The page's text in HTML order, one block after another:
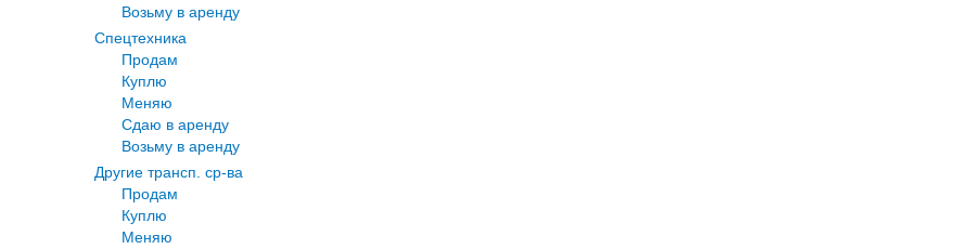
Возьму в аренду
Спецтехника
Продам
Куплю
Меняю
Сдаю в аренду
Возьму в аренду
Другие трансп. ср-ва
Продам
Куплю
Меняю